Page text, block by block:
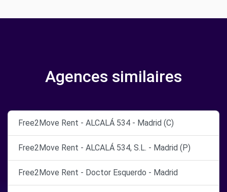
Agences similaires
Free2Move Rent - ALCALÁ 534 - Madrid (C)
Free2Move Rent - ALCALÁ 534, S.L. - Madrid (P)
Free2Move Rent - Doctor Esquerdo - Madrid